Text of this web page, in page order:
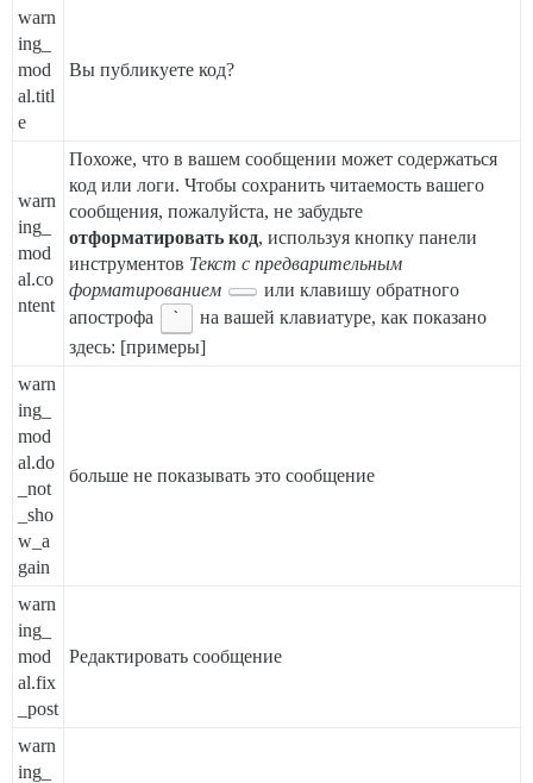
warn
ing_
mod
al.titl
e
Вы публикуете код?
warn
ing_
mod
al.co
ntent
Похоже, что в вашем сообщении может содержаться
код или логи. Чтобы сохранить читаемость вашего
сообщения, пожалуйста, не забудьте
отформатировать код, используя кнопку панели
инструментов Текст с предварительным
форматированием
или клавишу обратного
апострофа
`
на вашей клавиатуре, как показано
здесь: [примеры]
warn
ing_
mod
al.do
_not
_sho
w_a
gain
больше не показывать это сообщение
warn
ing_
mod
al.fix
_post
Редактировать сообщение
warn
ing_